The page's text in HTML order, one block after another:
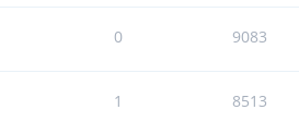
0 9083
1 8513